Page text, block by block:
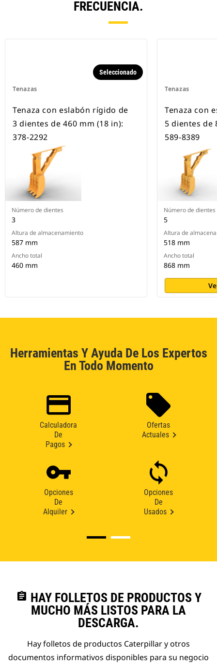
FRECUENCIA.
Tenazas
Seleccionado
Tenaza con eslabón rígido de
3 dientes de 460 mm (18 in):
378-2292
Número de dientes
3
Altura de almacenamiento
587 mm
Ancho total
460 mm
Tenazas
Tenaza con
5 dientes de
589-8389
Número de dientes
5
Altura de
518 mm
Ancho total
868 mm
Herramientas Y Ayuda De Los Expertos
En Todo Momento
Calculadora
De
Pagos
Ofertas
Actuales
Opciones
De
Alquiler
Opciones
De
Usados
assignment HAY FOLLETOS DE PRODUCTOS Y
MUCHO MÁS LISTOS PARA LA
DESCARGA.
Hay folletos de productos Caterpillar y otros
documentos informativos disponibles para su negocio